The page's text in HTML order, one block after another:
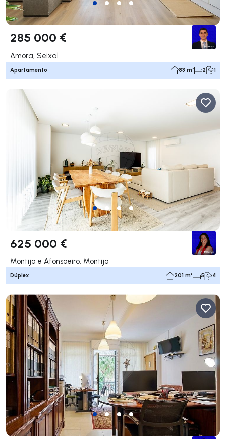
285 000 €
Amora, Seixal
Apartamento 83 m² 2 1
625 000 €
Montijo e Afonsoeiro, Montijo
Dúplex 201 m² 5 4